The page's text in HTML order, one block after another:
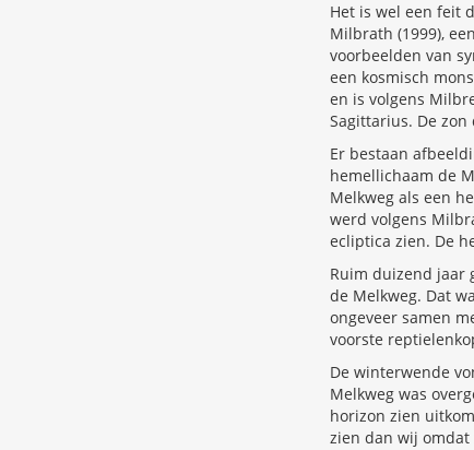
Het is wel een feit
Milbrath (1999),
voorbeelden van
een kosmisch
en is volgens
Sagittarius. De
Er bestaan
hemellichaam de
Melkweg als een
werd volgens
ecliptica zien. De
Ruim duizend jaar
de Melkweg. Dat
ongeveer samen
voorste
De winterwende
Melkweg was
horizon zien
zien dan wij